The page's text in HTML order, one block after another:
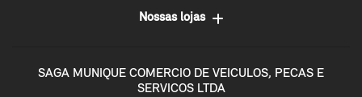
Nossas lojas
SAGA MUNIQUE COMERCIO DE VEICULOS, PECAS E
SERVICOS LTDA